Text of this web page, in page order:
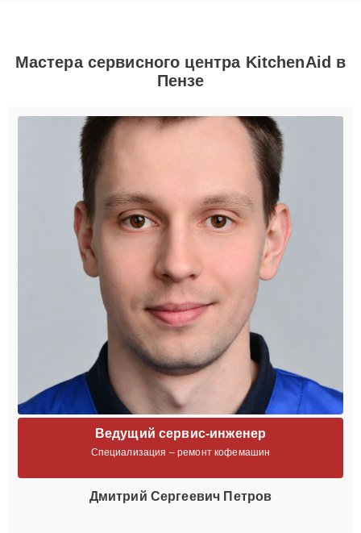
Мастера сервисного центра KitchenAid в
Пензе
Ведущий сервис-инженер
Специализация – ремонт кофемашин
Дмитрий Сергеевич Петров